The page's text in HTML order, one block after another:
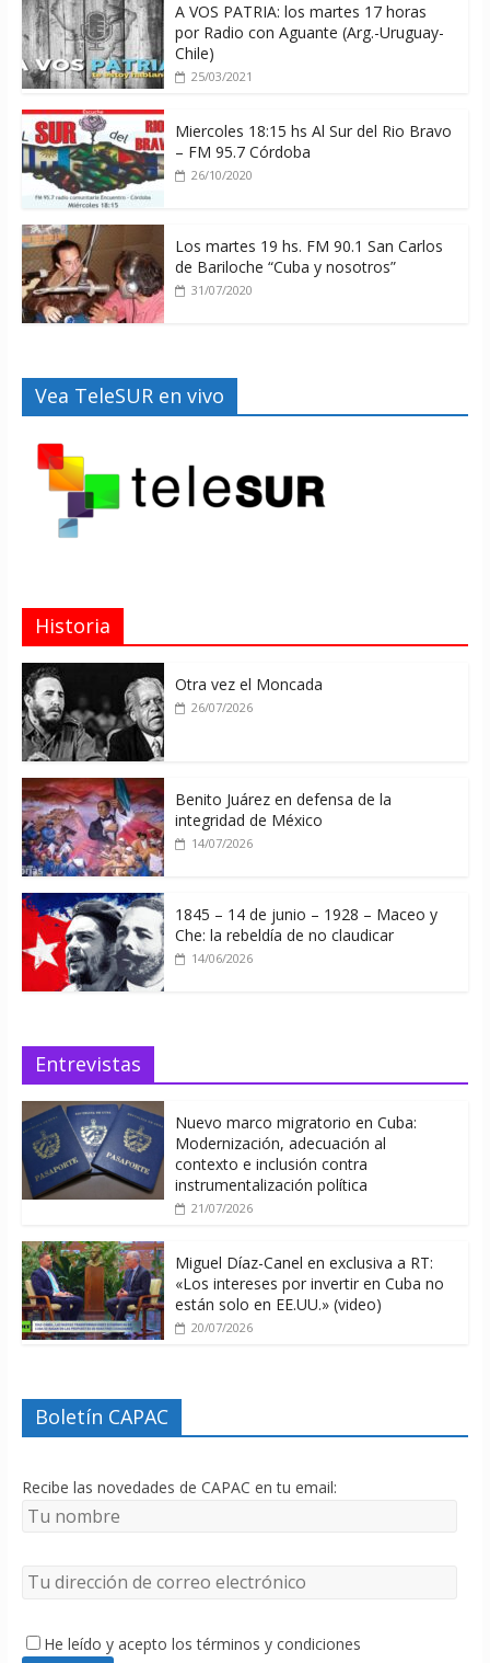
A VOS PATRIA: los martes 17 horas
por Radio con Aguante (Arg.-Uruguay-
Chile)
25/03/2021
Miercoles 18:15 hs Al Sur del Rio Bravo
– FM 95.7 Córdoba
26/10/2020
Los martes 19 hs. FM 90.1 San Carlos
de Bariloche “Cuba y nosotros”
31/07/2020
Vea TeleSUR en vivo
Historia
Otra vez el Moncada
26/07/2026
Benito Juárez en defensa de la
integridad de México
14/07/2026
1845 – 14 de junio – 1928 – Maceo y
Che: la rebeldía de no claudicar
14/06/2026
Entrevistas
Nuevo marco migratorio en Cuba:
Modernización, adecuación al
contexto e inclusión contra
instrumentalización política
21/07/2026
Miguel Díaz-Canel en exclusiva a RT:
«Los intereses por invertir en Cuba no
están solo en EE.UU.» (video)
20/07/2026
Boletín CAPAC
Recibe las novedades de CAPAC en tu email:
He leído y acepto los términos y condiciones